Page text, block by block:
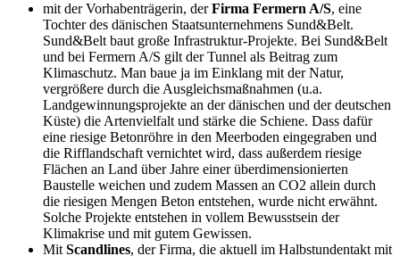
mit der Vorhabenträgerin, derFirma Fermern A/S, eine
Tochter des dänischen Staatsunternehmens Sund&Belt.
Sund&Belt baut große Infrastruktur-Projekte. Bei Sund&Belt
und bei Fermern A/S gilt der Tunnel als Beitrag zum
Klimaschutz. Man baue ja im Einklang mit der Natur,
vergrößere durch die Ausgleichsmaßnahmen (u.a.
Landgewinnungsprojekte an der dänischen und der deutschen
Küste) die Artenvielfalt und stärke die Schiene. Dass dafür
eine riesige Betonröhre in den Meerboden eingegraben und
die Rifflandschaft vernichtet wird, dass außerdem riesige
Flächen an Land über Jahre einer überdimensionierten
Baustelle weichen und zudem Massen an CO2 allein durch
die riesigen Mengen Beton entstehen, wurde nicht erwähnt.
Solche Projekte entstehen in vollem Bewusstsein der
Klimakrise und mit gutem Gewissen.
Mit Scandlines, der Firma, die aktuell im Halbstundentakt mit